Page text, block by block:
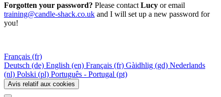
Forgotten your password? Please contact Lucy or email
training@candle-shack.co.uk and I will set up a new password for
you!
Français ‎(fr)‎
Deutsch ‎(de)‎ English ‎(en)‎ Français ‎(fr)‎ Gàidhlig ‎(gd)‎ Nederlands
‎(nl)‎ Polski ‎(pl)‎ Português - Portugal ‎(pt)‎
Avis relatif aux cookies